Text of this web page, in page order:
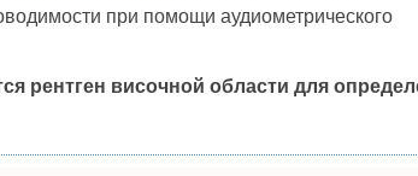
при помощи аудиометрического
рентген височной области для